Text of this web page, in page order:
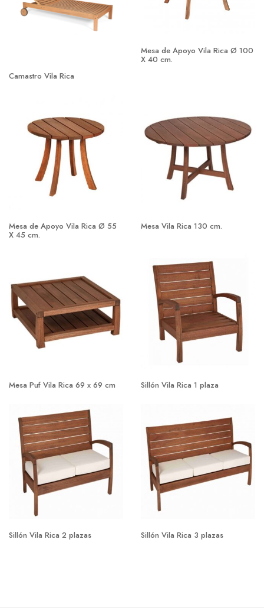
Camastro Vila Rica
Mesa de Apoyo Vila Rica Ø 100
X 40 cm.
Mesa de Apoyo Vila Rica Ø 55
X 45 cm.
Mesa Vila Rica 130 cm.
Mesa Puf Vila Rica 69 x 69 cm Sillón Vila Rica 1 plaza
Sillón Vila Rica 2 plazas Sillón Vila Rica 3 plazas